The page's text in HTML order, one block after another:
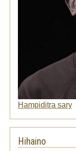
Hampiditra sary
Hihaino